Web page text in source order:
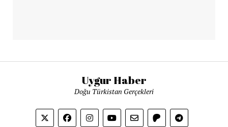
Uygur Haber
Doğu Türkistan Gerçekleri